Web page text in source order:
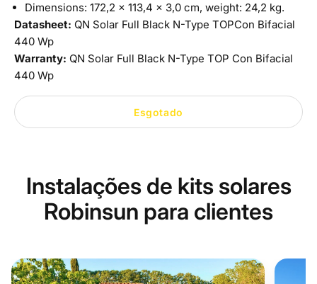
Dimensions: 172,2 x 113,4 x 3,0 cm, weight: 24,2 kg.
Datasheet: QN Solar Full Black N-Type TOPCon Bifacial
440 Wp
Warranty: QN Solar Full Black N-Type TOP Con Bifacial
440 Wp
Esgotado
Instalações de kits solares
Robinsun para clientes